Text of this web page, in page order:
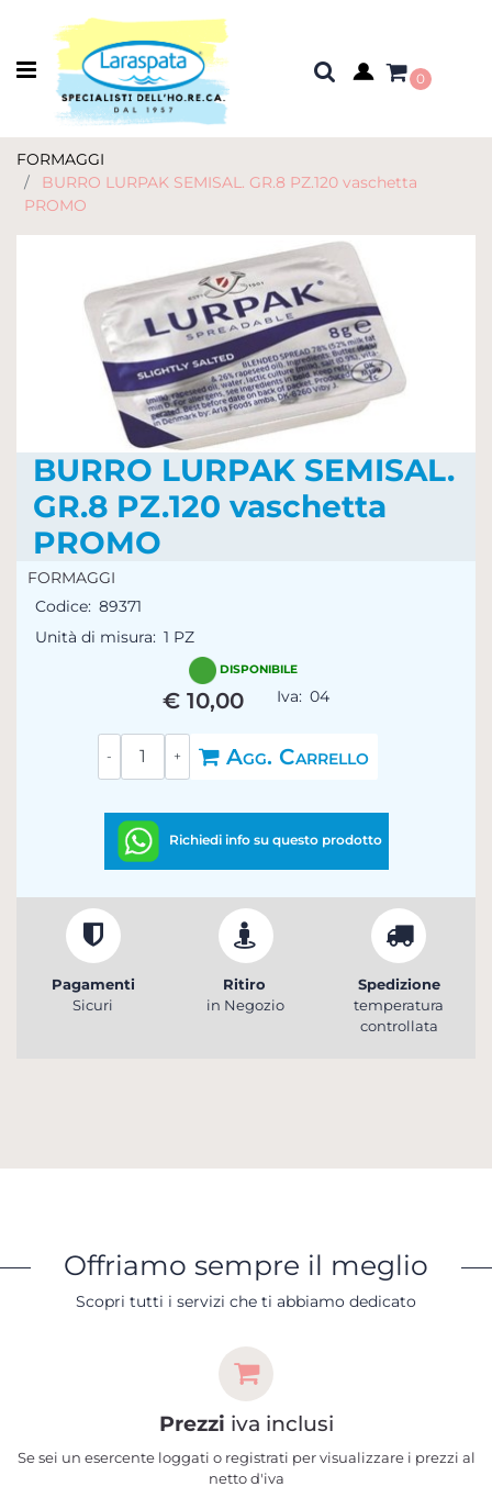
Open menu
0
FORMAGGI
BURRO LURPAK SEMISAL. GR.8 PZ.120 vaschetta
PROMO
BURRO LURPAK SEMISAL.
GR.8 PZ.120 vaschetta
PROMO
FORMAGGI
Codice: 89371
Unità di misura: 1 PZ
DISPONIBILE
€ 10,00 Iva: 04
Quantità
Agg. Carrello
Richiedi info su questo prodotto
Pagamenti
Sicuri
Ritiro
in Negozio
Spedizione
temperatura
controllata
Offriamo sempre il meglio
Scopri tutti i servizi che ti abbiamo dedicato
Prezzi iva inclusi
Se sei un esercente loggati o registrati per visualizzare i prezzi al
netto d'iva